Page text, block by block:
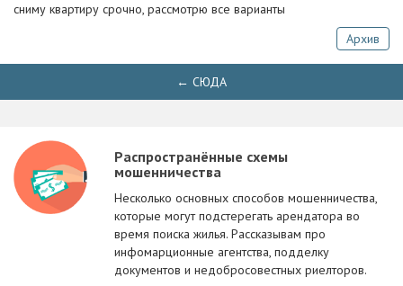
сниму квартиру срочно, рассмотрю все варианты
Архив
← СЮДА
Распространённые схемы
мошенничества
Несколько основных способов мошенничества,
которые могут подстерегать арендатора во
время поиска жилья. Рассказывам про
инфомарционные агентства, подделку
документов и недобросовестных риелторов.